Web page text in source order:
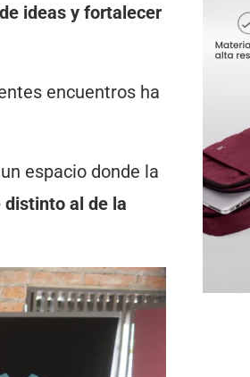
ideas y fortalecer
encuentros ha
espacio donde la
al de la